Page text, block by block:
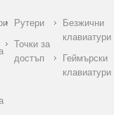
Рутери
Точки за
достъп
Безжични
клавиатури
Геймърски
клавиатури